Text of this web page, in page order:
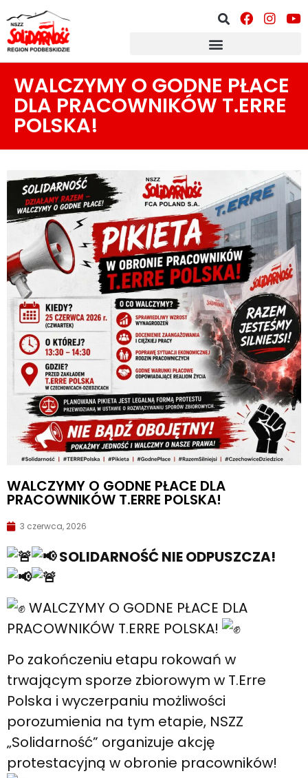
WALCZYMY O GODNE PŁACE
DLA PRACOWNIKÓW T.ERRE
POLSKA!
WALCZYMY O GODNE PŁACE DLA
PRACOWNIKÓW T.ERRE POLSKA!
3 czerwca, 2026
SOLIDARNOŚĆ NIE ODPUSZCZA!
WALCZYMY O GODNE PŁACE DLA
PRACOWNIKÓW T.ERRE POLSKA!
Po zakończeniu etapu rokowań w
trwającym sporze zbiorowym w T.Erre
Polska i wyczerpaniu możliwości
porozumienia na tym etapie, NSZZ
„Solidarność” organizuje akcję
protestacyjną w obronie pracowników!